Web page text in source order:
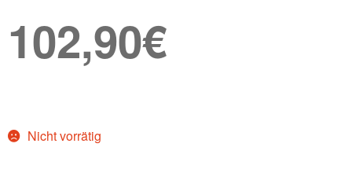
102,90€
Nicht vorrätig